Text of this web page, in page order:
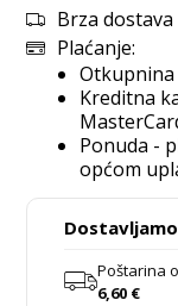
Brza
Plaćanje:
Kreditna
Ponuda -
općom
Poštarina
6,60 €